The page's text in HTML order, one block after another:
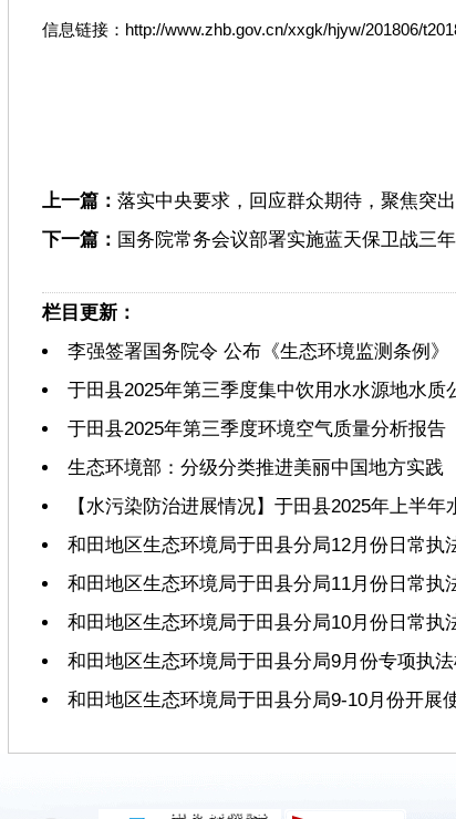
信息链接：http://www.zhb.gov.cn/xxgk/hjyw/201806/
上一篇： 落实中央要求，回应群众期待，聚焦突
下一篇： 国务院常务会议部署实施蓝天保卫战三
栏目更新：
李强签署国务院令 公布《生态环境监测条例》
于田县2025年第三季度集中饮用水水源地水质
于田县2025年第三季度环境空气质量分析报告
生态环境部：分级分类推进美丽中国地方实践
【水污染防治进展情况】于田县2025年上半
和田地区生态环境局于田县分局12月份日常执
和田地区生态环境局于田县分局11月份日常执
和田地区生态环境局于田县分局10月份日常执
和田地区生态环境局于田县分局9月份专项执
和田地区生态环境局于田县分局9-10月份开展